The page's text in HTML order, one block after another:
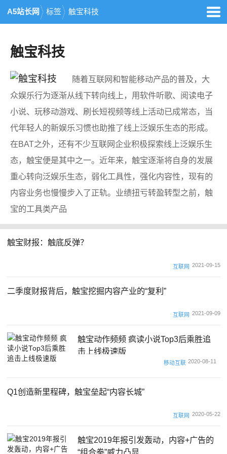
A5站长网 标签 触宝科技
触宝科技
随着互联网和智能移动产品的普及，大
众娱乐行为逐渐从线下转向线上，用软件听歌、阅读电子
小说、玩移动游戏、刷长短视频等线上活动已成常态，当
代年轻人的新娱乐习惯也助推了线上泛娱乐生态的形成。
在BAT之外，还有不少互联网企业积极探索线上泛娱乐生
态，触宝便是其中之一。近年来，触宝逐渐将自身的发展
重心转向泛娱乐生态，弱化工具性，强化内容性，现有的
内容业务也慢慢步入了正轨。业绩扭亏转盈转型之前，触
宝的工具类产品
触宝财报：触底反弹？
互联网 2021-09-15
二季度财报背后，触宝挖掘内容产业的“复利”
互联网 2021-09-09
触宝动作频频 疯读小说Top3后乘胜追
击上线极速版
移动互联 2020-08-11
Q1创造新里程碑，触宝垒起“内容长城”
互联网 2020-05-22
触宝2019年报引发轰动，内容+广告的
“组合拳”威力凸显